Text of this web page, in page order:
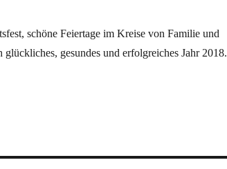
schöne Feiertage im Kreise von Familie und
gesundes und erfolgreiches Jahr 2018.